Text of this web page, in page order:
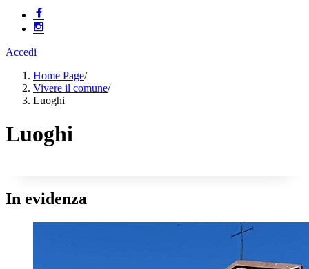
Accedi
Home Page/
Vivere il comune/
Luoghi
Luoghi
In evidenza